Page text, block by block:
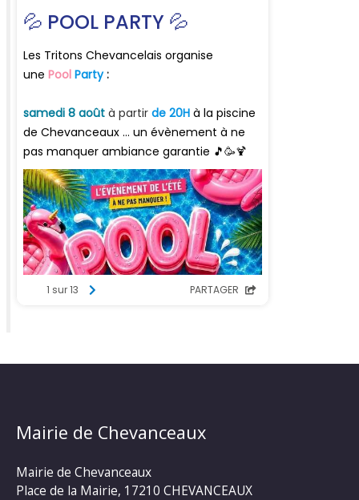
Mairie de Chevanceaux
Mairie de Chevanceaux
Place de la Mairie, 17210 CHEVANCEAUX